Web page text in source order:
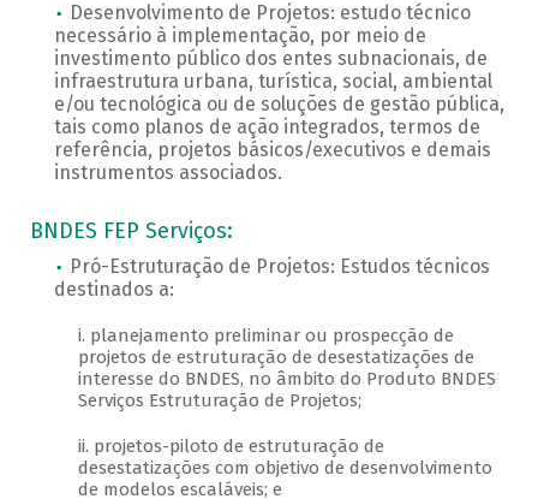
Desenvolvimento de Projetos: estudo técnico
necessário à implementação, por meio de
investimento público dos entes subnacionais, de
infraestrutura urbana, turística, social, ambiental
e/ou tecnológica ou de soluções de gestão pública,
tais como planos de ação integrados, termos de
referência, projetos básicos/executivos e demais
instrumentos associados.
BNDES FEP Serviços:
Pró-Estruturação de Projetos: Estudos técnicos
destinados a:
i. planejamento preliminar ou prospecção de
projetos de estruturação de desestatizações de
interesse do BNDES, no âmbito do Produto BNDES
Serviços Estruturação de Projetos;
ii. projetos-piloto de estruturação de
desestatizações com objetivo de desenvolvimento
de modelos escaláveis; e